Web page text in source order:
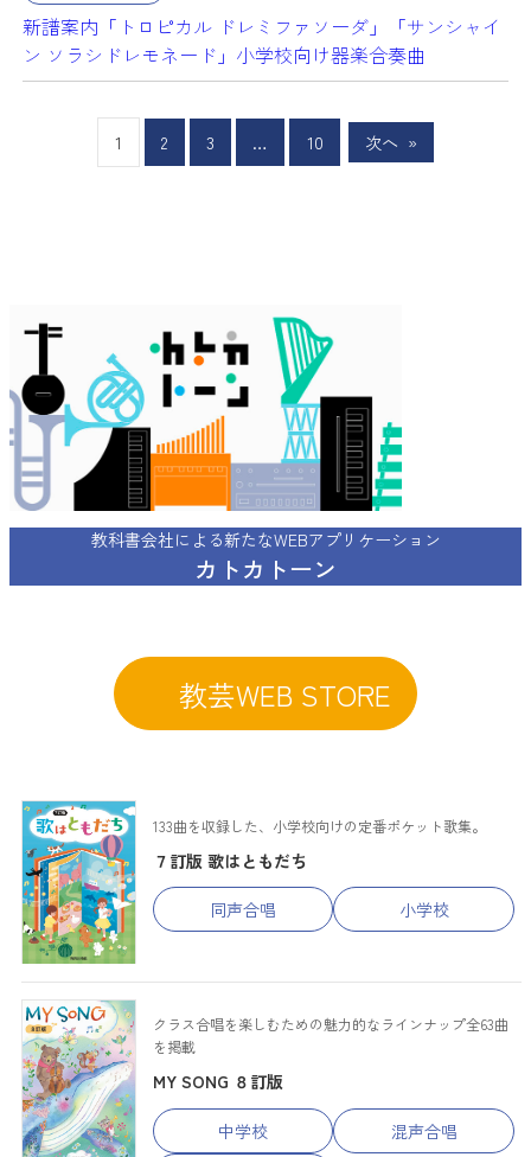
新譜案内「トロピカル ドレミファソーダ」「サンシャイ
ン ソラシドレモネード」小学校向け器楽合奏曲
1 2 3 … 10 次へ »
教科書会社による新たなWEBアプリケーション
カトカトーン
ル
プ
リ
ン
ク
教芸WEB STORE
７訂版 歌はともだち
133曲を収録した、小学校向けの定番ポケット歌集。
同声合唱 小学校
MY SONG ８訂版
クラス合唱を楽しむための魅力的なラインナップ全63曲
を掲載
中学校
混声合唱